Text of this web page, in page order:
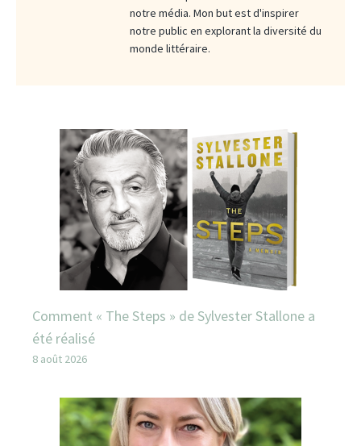
notre média. Mon but est d'inspirer
notre public en explorant la diversité du
monde littéraire.
Comment « The Steps » de Sylvester Stallone a
été réalisé
8 août 2026